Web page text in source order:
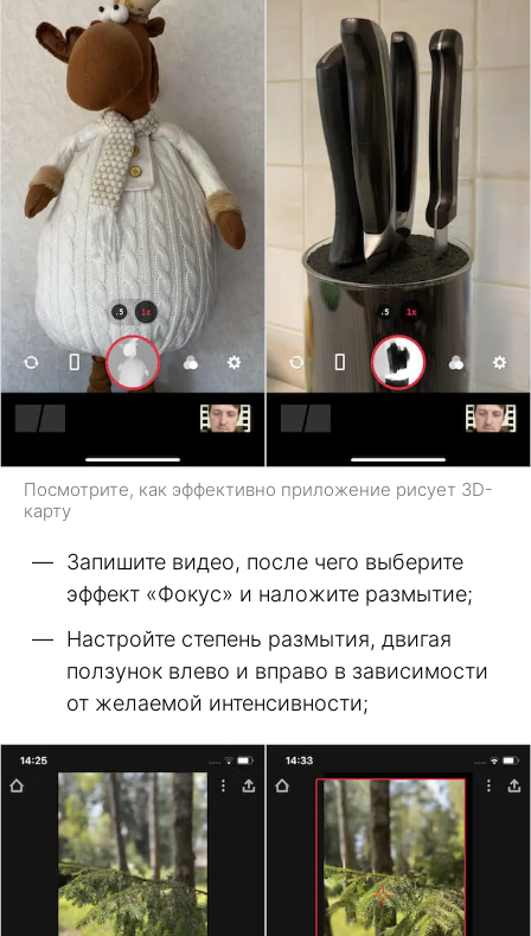
Посмотрите, как эффективно приложение рисует 3D-
карту
Запишите видео, после чего выберите
эффект «Фокус» и наложите размытие;
Настройте степень размытия, двигая
ползунок влево и вправо в зависимости
от желаемой интенсивности;